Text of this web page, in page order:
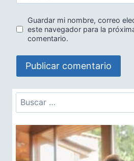
Guardar mi nombre, correo
este navegador para la
comentario.
Buscar: